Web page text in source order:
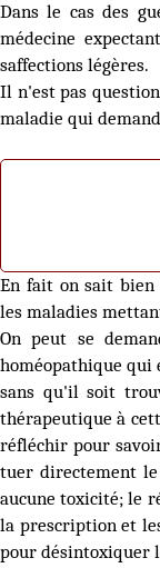
Dans le cas des
médecine
saffections légères.
Il n'est pas
maladie qui
En fait on sait bien
les maladies
On peut se
homéopathique qui
sans qu'il soit
thérapeutique à
réfléchir pour
tuer directement le
aucune toxicité; le
la prescription et
pour désintoxiquer